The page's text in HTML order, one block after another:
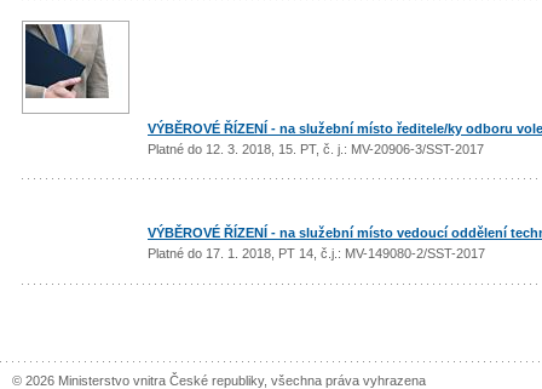
VÝBĚROVÉ ŘÍZENÍ - na služební místo ředitele/ky odboru
Platné do 12. 3. 2018, 15. PT, č. j.: MV-20906-3/SST-2017
VÝBĚROVÉ ŘÍZENÍ - na služební místo vedoucí oddělení
Platné do 17. 1. 2018, PT 14, č.j.: MV-149080-2/SST-2017
© 2026 Ministerstvo vnitra České republiky, všechna práva vyhrazena